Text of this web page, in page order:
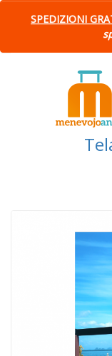
SPEDIZIONI